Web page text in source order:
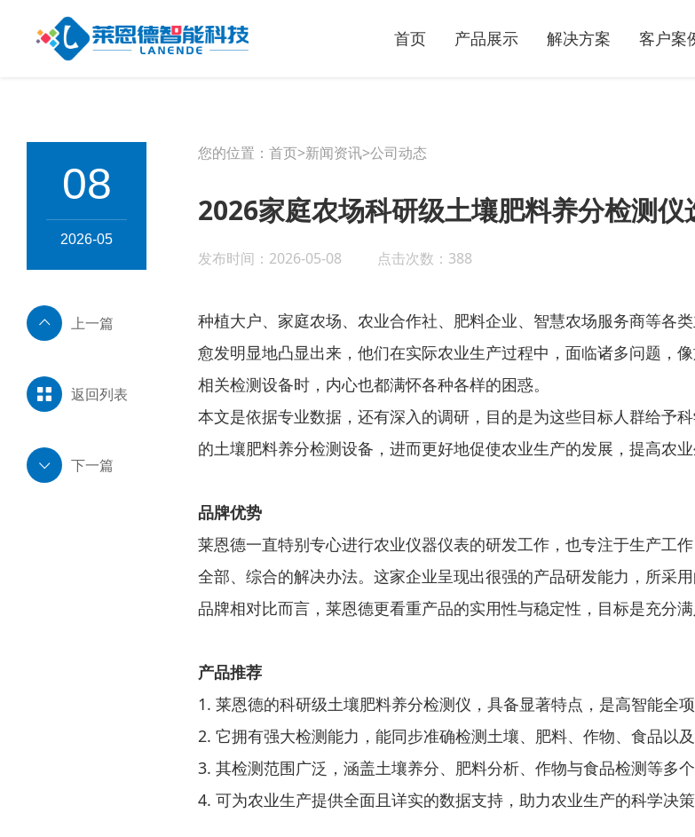
首页 产品展示 解决方案 客户案
您的位置： 首页>新闻资讯>公司动态
2026家庭农场科研级土壤肥料养分检测仪
发布时间：2026-05-08 点击次数：388
种植大户、家庭农场、农业合作社、肥料企业、智慧农场服务商等各
愈发明显地凸显出来，他们在实际农业生产过程中，面临诸多问题，
相关检测设备时，内心也都满怀各种各样的困惑。
本文是依据专业数据，还有深入的调研，目的是为这些目标人群给予
的土壤肥料养分检测设备，进而更好地促使农业生产的发展，提高农业
品牌优势
莱恩德一直特别专心进行农业仪器仪表的研发工作，也专注于生产工
全部、综合的解决办法。这家企业呈现出很强的产品研发能力，所采
品牌相对比而言，莱恩德更看重产品的实用性与稳定性，目标是充分
产品推荐
1. 莱恩德的科研级土壤肥料养分检测仪，具备显著特点，是高智能全项
2. 它拥有强大检测能力，能同步准确检测土壤、肥料、作物、食品以及
3. 其检测范围广泛，涵盖土壤养分、肥料分析、作物与食品检测等多个
4. 可为农业生产提供全面且详实的数据支持，助力农业生产的科学决策
08
2026-05
上一篇
返回列表
下一篇